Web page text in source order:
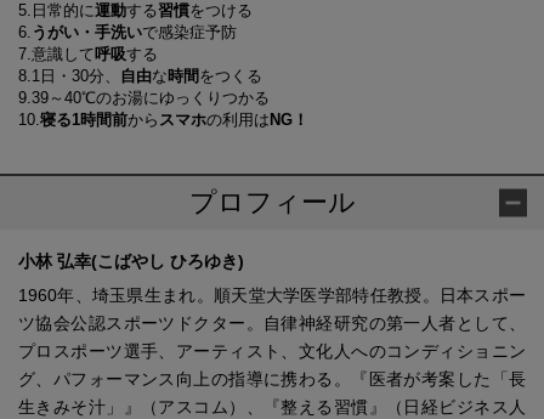
5.日常的に運動する習慣をつける
6. うがい・手洗いで感染症予防
7.意識して呼吸する
8.1日・30分、 自由な時間 をつくる
9.39～40℃のお湯にゆっくりつかる
10.寝る1時間前から スマホの利用は NG！
プロフィール
小林 弘幸(こばやし ひろゆき)
1960年、埼玉県生まれ。順天堂大学医学部特任教授。日本スポー
ツ協会公認スポーツドクター。自律神経研究の第一人者として、
プロスポーツ選手、アーティスト、文化人へのコンディショニン
グ、パフォーマンス向上の指導に携わる。『医者が考案した「長
生きみそ汁」』（アスコム）、『整える習慣』（日経ビジネス人